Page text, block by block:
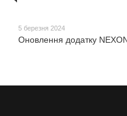
5 березня 2024
Оновлення додатку